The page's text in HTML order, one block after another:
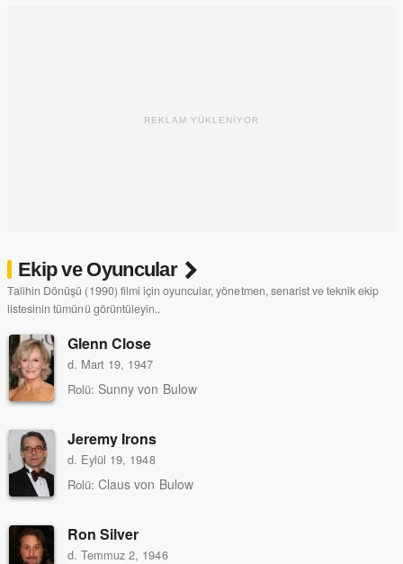
REKLAM YÜKLENİYOR
Ekip ve Oyuncular
Talihin Dönüşü (1990) filmi için oyuncular, yönetmen, senarist ve teknik ekip
listesinin tümünü görüntüleyin..
Glenn Close
d. Mart 19, 1947
Rolü: Sunny von Bulow
Jeremy Irons
d. Eylül 19, 1948
Rolü: Claus von Bulow
Ron Silver
d. Temmuz 2, 1946